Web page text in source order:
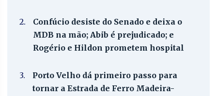
2.
Confúcio desiste do Senado e deixa o
MDB na mão; Abib é prejudicado; e
Rogério e Hildon prometem hospital
3.
Porto Velho dá primeiro passo para
tornar a Estrada de Ferro Madeira-